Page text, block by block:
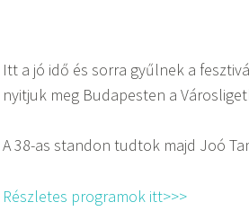
Itt a jó idő és sorra gyűlnek a
nyitjuk meg Budapesten a
A 38-as standon tudtok majd Joó
Részletes programok itt>>>